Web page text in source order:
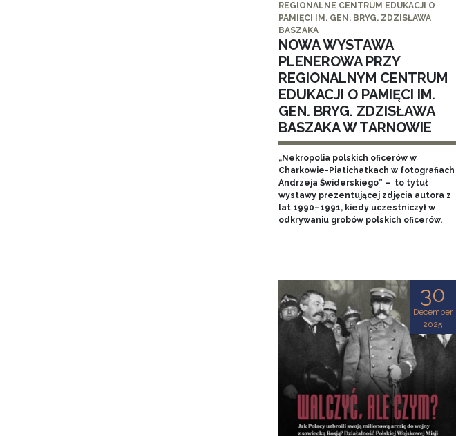
REGIONALNE CENTRUM EDUKACJI O
PAMIĘCI IM. GEN. BRYG. ZDZISŁAWA
BASZAKA
NOWA WYSTAWA
PLENEROWA PRZY
REGIONALNYM CENTRUM
EDUKACJI O PAMIĘCI IM.
GEN. BRYG. ZDZISŁAWA
BASZAKA W TARNOWIE
„Nekropolia polskich oficerów w
Charkowie-Piatichatkach w fotografiach
Andrzeja Świderskiego” – to tytuł
wystawy prezentującej zdjęcia autora z
lat 1990–1991, kiedy uczestniczył w
odkrywaniu grobów polskich oficerów.
30
December
2025